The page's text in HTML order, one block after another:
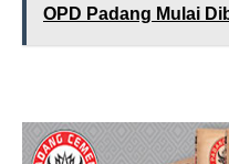
OPD Padang Mulai